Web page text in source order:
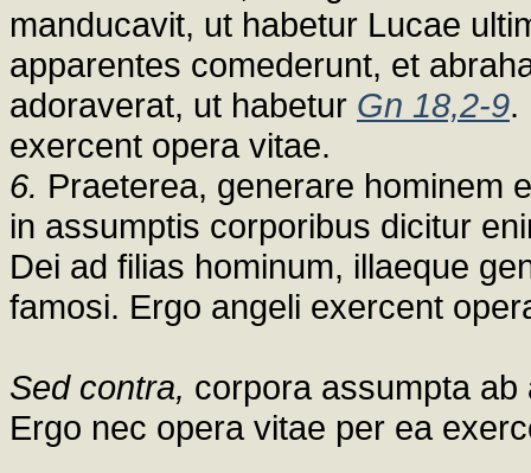
manducavit, ut habetur Lucae
apparentes comederunt, et
adoraverat, ut habetur Gn 18,2-9.
exercent opera vitae.
6. Praeterea, generare hominem
in assumptis corporibus dicitur
Dei ad filias hominum, illaeque
famosi. Ergo angeli exercent
Sed contra, corpora assumpta
Ergo nec opera vitae per ea